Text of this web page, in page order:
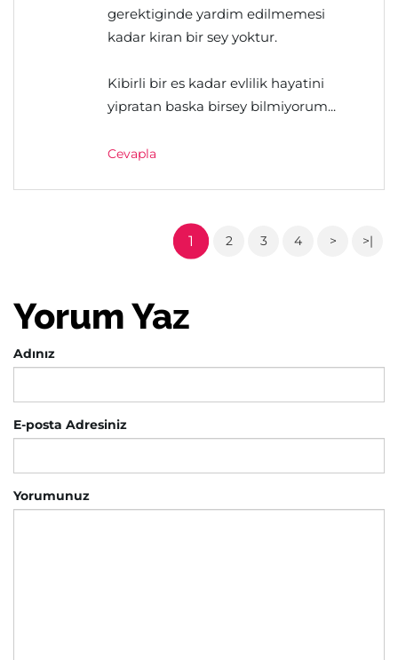
gerektiginde yardim edilmemesi
kadar kiran bir sey yoktur.
Kibirli bir es kadar evlilik hayatini
yipratan baska birsey bilmiyorum...
Cevapla
1 2 3 4 > >|
Yorum Yaz
Adınız
E-posta Adresiniz
Yorumunuz